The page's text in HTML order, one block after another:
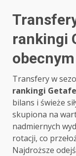
rankingi
Transfery w
rankingi Getafe
bilans i świeże
skupiona na
nadmiernych
rotacji, co
Najdroższe